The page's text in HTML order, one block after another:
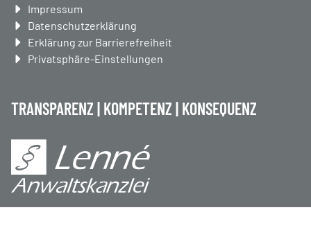
Impressum
Datenschutzerklärung
Erklärung zur Barrierefreiheit
Privatsphäre-Einstellungen
TRANSPARENZ | KOMPETENZ | KONSEQUENZ